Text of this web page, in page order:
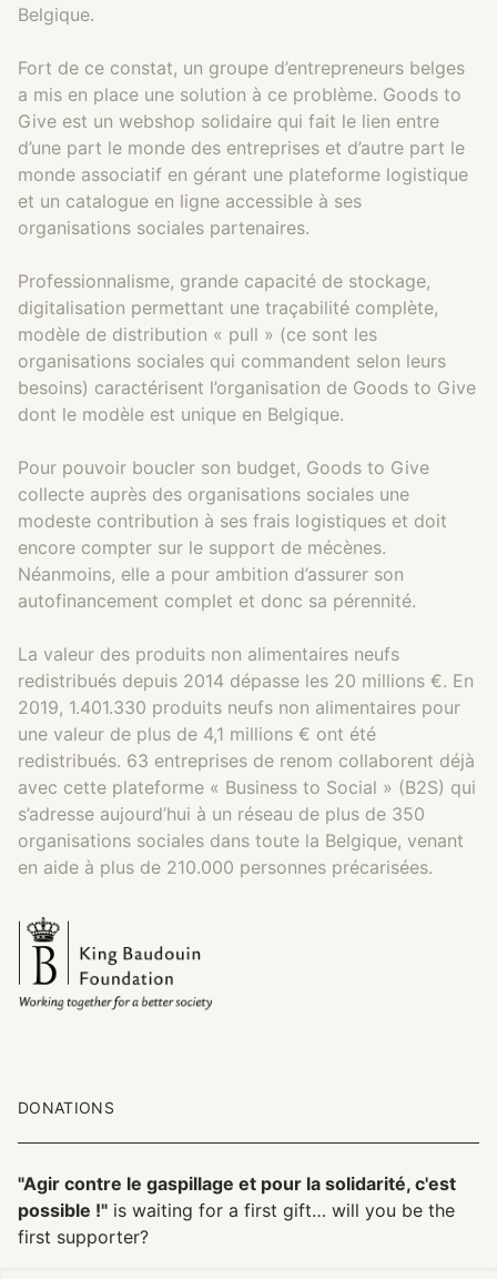
Belgique.
Fort de ce constat, un groupe d’entrepreneurs belges
a mis en place une solution à ce problème. Goods to
Give est un webshop solidaire qui fait le lien entre
d’une part le monde des entreprises et d’autre part le
monde associatif en gérant une plateforme logistique
et un catalogue en ligne accessible à ses
organisations sociales partenaires.
Professionnalisme, grande capacité de stockage,
digitalisation permettant une traçabilité complète,
modèle de distribution « pull » (ce sont les
organisations sociales qui commandent selon leurs
besoins) caractérisent l’organisation de Goods to Give
dont le modèle est unique en Belgique.
Pour pouvoir boucler son budget, Goods to Give
collecte auprès des organisations sociales une
modeste contribution à ses frais logistiques et doit
encore compter sur le support de mécènes.
Néanmoins, elle a pour ambition d’assurer son
autofinancement complet et donc sa pérennité.
La valeur des produits non alimentaires neufs
redistribués depuis 2014 dépasse les 20 millions €. En
2019, 1.401.330 produits neufs non alimentaires pour
une valeur de plus de 4,1 millions € ont été
redistribués. 63 entreprises de renom collaborent déjà
avec cette plateforme « Business to Social » (B2S) qui
s’adresse aujourd’hui à un réseau de plus de 350
organisations sociales dans toute la Belgique, venant
en aide à plus de 210.000 personnes précarisées.
DONATIONS
"Agir contre le gaspillage et pour la solidarité, c'est
possible !" is waiting for a first gift… will you be the
first supporter?